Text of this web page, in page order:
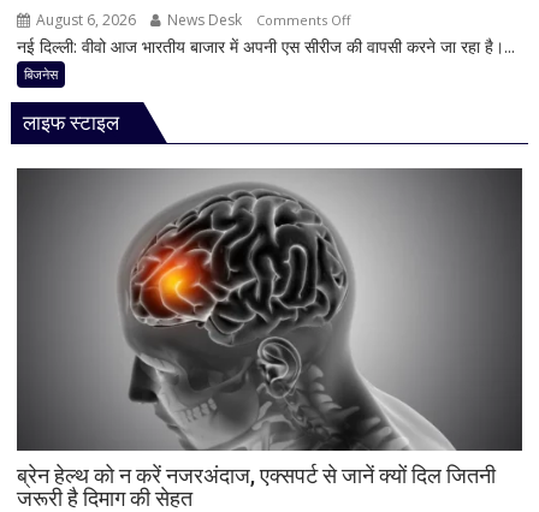
मचेगी
August 6, 2026 News Desk Comments Offon
Vivo
5G
के
आज
लॉन्च
होगा
नया
Vivo
नई दिल्ली: वीवो आज भारतीय बाजार में अपनी एस सीरीज की वापसी करने जा रहा है।...
बिजनेस
लाइफ स्टाइल
ब्रेन हेल्थ को न करें नजरअंदाज, एक्सपर्ट से जानें क्यों दिल जितनी
जरूरी है दिमाग की सेहत